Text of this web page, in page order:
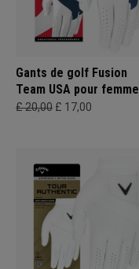
Gants de golf Fusion
Team USA pour femme
£ 20,00 £ 17,00